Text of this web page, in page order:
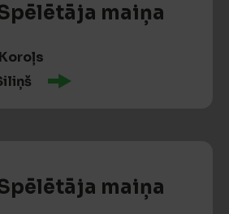
maiņa
maiņa